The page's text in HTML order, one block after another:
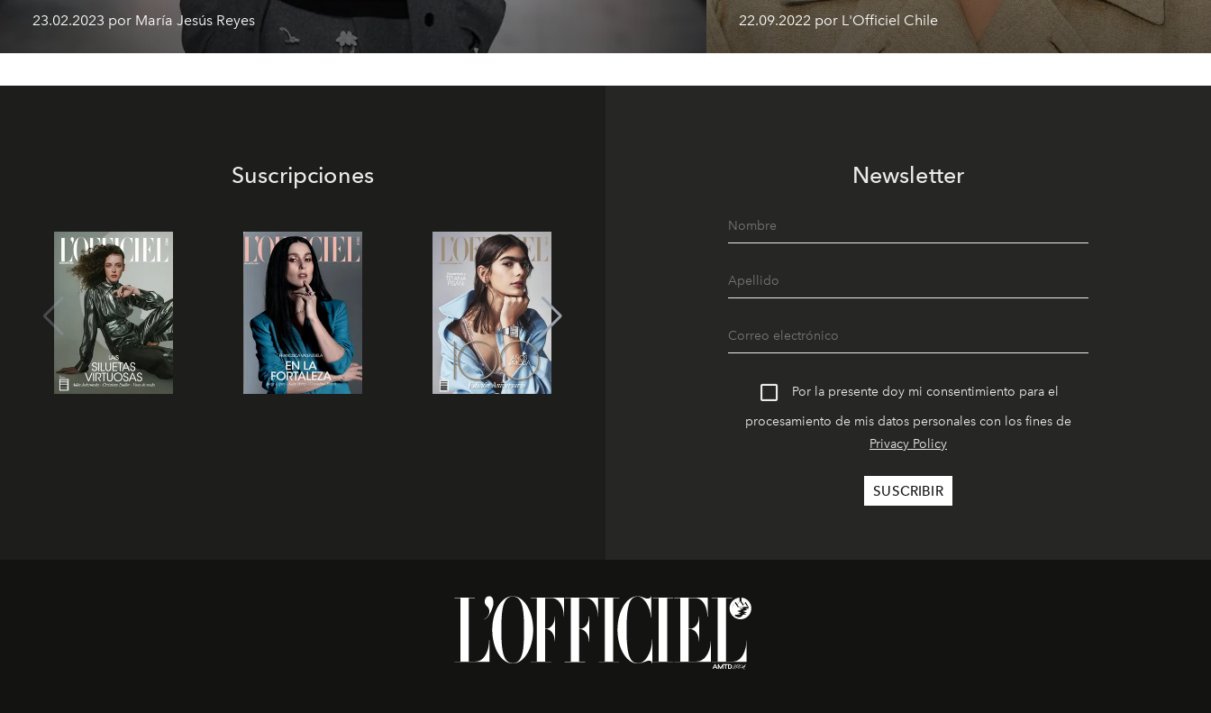
23.02.2023 por María Jesús Reyes 22.09.2022 por L'Officiel Chile
Suscripciones Newsletter
Por la presente doy mi consentimiento para el
procesamiento de mis datos personales con los fines de
Privacy Policy